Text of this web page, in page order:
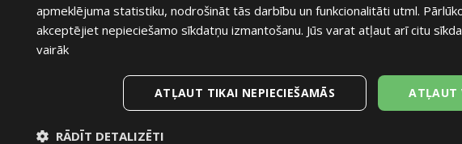
apmeklējuma statistiku, nodrošināt tās darbību un funkcionalitāti utml.
akceptējiet nepieciešamo sīkdatņu izmantošanu. Jūs varat atļaut arī citu
vairāk
ATĻAUT
ATĻAUT TIKAI NEPIECIEŠAMĀS
RĀDĪT DETALIZĒTI